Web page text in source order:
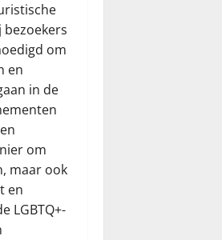
bezoekers
om
en
in de
om
maar ook
en
LGBTQ+-